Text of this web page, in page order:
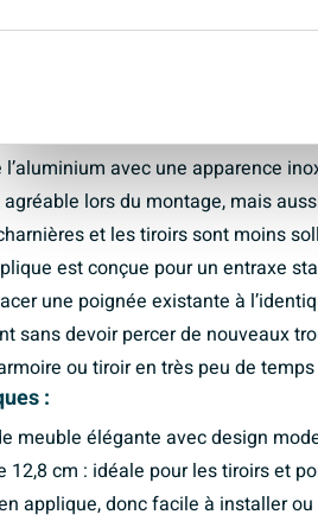
un foyer animé ou lorsque
différence entre « ça fonctionne »
que vous faites.
et facile à monter
l’aluminium avec une apparence
agréable lors du montage, mais
et les tiroirs sont moins
est conçue pour un entraxe
une poignée existante à
sans devoir percer de nouveaux
ou tiroir en très peu de
:
meuble élégante avec design
12,8 cm : idéale pour les tiroirs et
applique, donc facile à installer